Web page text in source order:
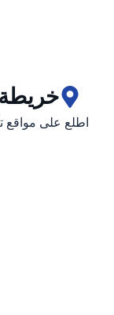
اطلع على مواقع